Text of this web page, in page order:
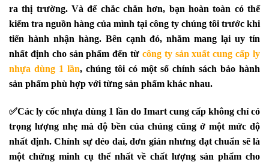
ra thị trường. Và để chắc chắn hơn, bạn hoàn toàn có thể
kiểm tra nguồn hàng của mình tại công ty chúng tôi trước khi
tiến hành nhận hàng. Bên cạnh đó, nhằm mang lại uy tín
nhất định cho sản phẩm đến từ công ty sản xuất cung cấp ly
nhựa dùng 1 lần, chúng tôi có một số chính sách bảo hành
sản phẩm phù hợp với từng sản phẩm khác nhau.
✅Các ly cốc nhựa dùng 1 lần do Imart cung cấp không chỉ có
trọng lượng nhẹ mà độ bền của chúng cũng ở một mức độ
nhất định. Chính sự dẻo dai, đơn giản nhưng đạt chuẩn sẽ là
một chứng minh cụ thể nhất về chất lượng sản phẩm cho